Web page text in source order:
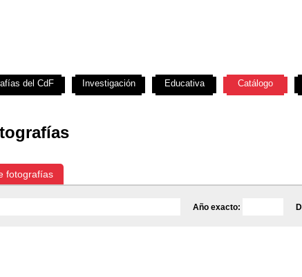
fotografías
Año exacto:
del CdF Investigación Educativa Catálogo